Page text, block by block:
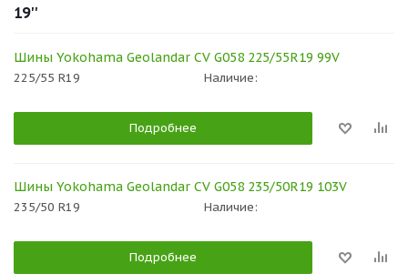
19''
Шины Yokohama Geolandar CV G058 225/55R19 99V
225/55 R19 Наличие:
Подробнее
Шины Yokohama Geolandar CV G058 235/50R19 103V
235/50 R19 Наличие:
Подробнее